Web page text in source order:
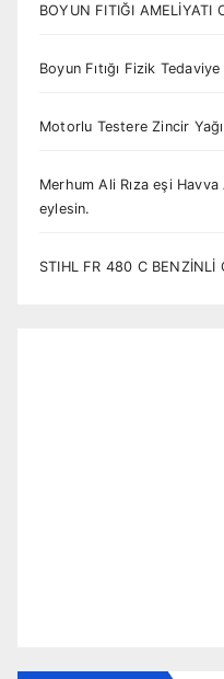
BOYUN FITIĞI AMELİYATI
Boyun Fıtığı Fizik Tedaviye
Motorlu Testere Zincir
Merhum Ali Rıza eşi
eylesin.
STIHL FR 480 C BENZİNLİ